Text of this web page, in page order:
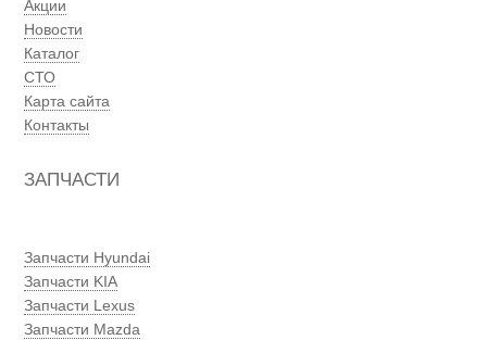
Акции
Новости
Каталог
СТО
Карта сайта
Контакты
ЗАПЧАСТИ
Запчасти Hyundai
Запчасти KIA
Запчасти Lexus
Запчасти Mazda